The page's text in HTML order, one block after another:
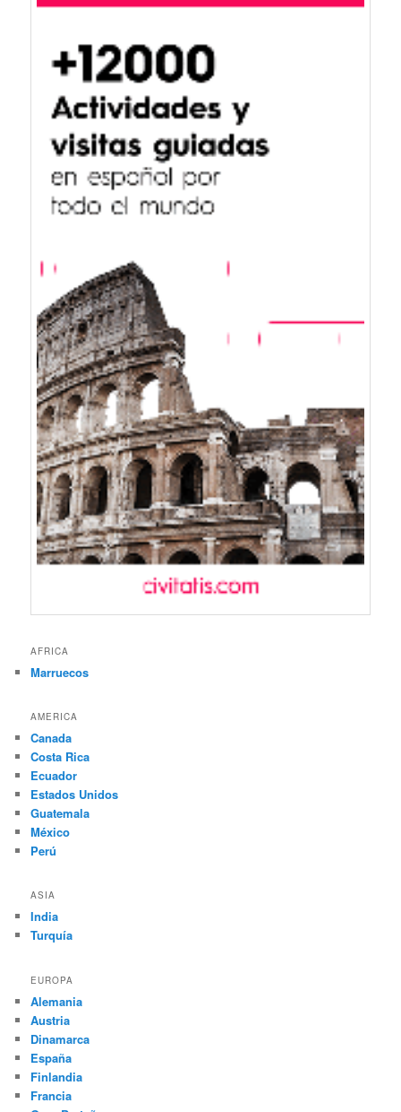
AFRICA
Marruecos
AMERICA
Canada
Costa Rica
Ecuador
Estados Unidos
Guatemala
México
Perú
ASIA
India
Turquía
EUROPA
Alemania
Austria
Dinamarca
España
Finlandia
Francia